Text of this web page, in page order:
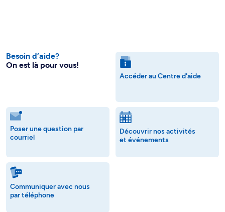
Besoin d’aide?
On est là pour vous!
Accéder au Centre d'aide
Poser une question par
courriel
Découvrir nos activités
et événements
Communiquer avec nous
par téléphone